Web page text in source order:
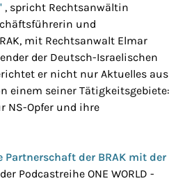
, spricht Rechtsanwältin
und
mit Rechtsanwalt Elmar
der Deutsch-Israelischen
er nicht nur Aktuelles aus
einem seiner Tätigkeitsgebiete:
NS-Opfer und ihre
Partnerschaft der BRAK mit der
der Podcastreihe ONE WORLD -